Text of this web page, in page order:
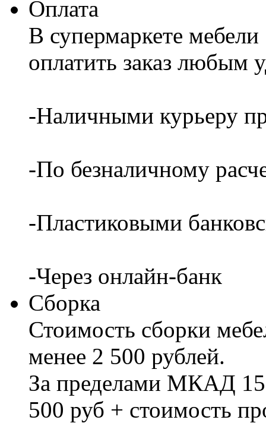
Оплата
В супермаркете
оплатить заказ любым
-Наличными курьеру
-По безналичному
-Пластиковыми
-Через онлайн-банк
Сборка
Стоимость сборки
менее 2 500 рублей.
За пределами МКАД
500 руб + стоимость